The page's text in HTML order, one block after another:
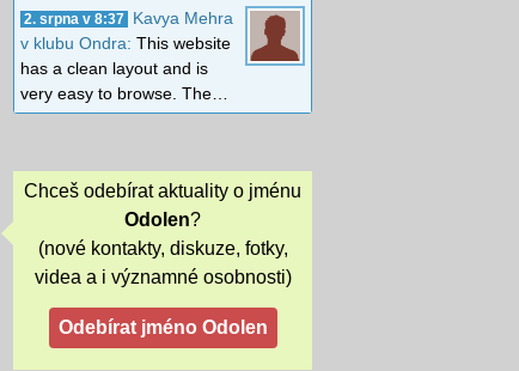
2. srpna v 8:37
Kavya Mehra
v klubu Ondra: This website
has a clean layout and is
very easy to browse. The…
Chceš odebírat aktuality o jménu
Odolen?
(nové kontakty, diskuze, fotky,
videa a i významné osobnosti)